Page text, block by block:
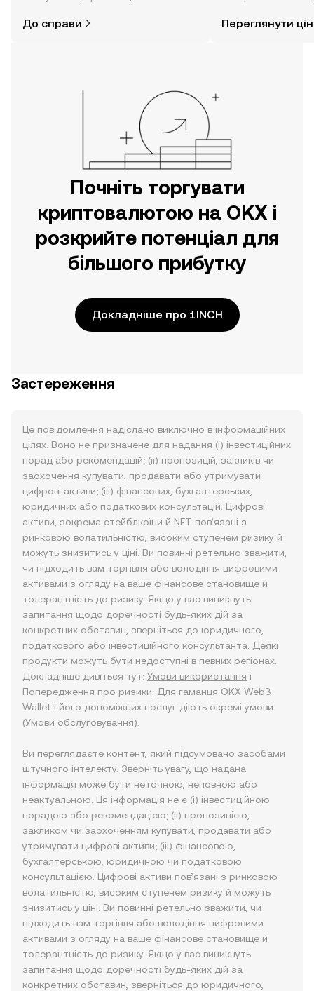
за допомогою застосунку OKX для
До справи Переглянути
Почніть торгувати
криптовалютою на OKX і
розкрийте потенціал для
більшого прибутку
Докладніше про 1INCH
Застереження
Це повідомлення надіслано виключно в інформаційних
цілях. Воно не призначене для надання (i) інвестиційних
порад або рекомендацій; (ii) пропозицій, закликів чи
заохочення купувати, продавати або утримувати
цифрові активи; (iii) фінансових, бухгалтерських,
юридичних або податкових консультацій. Цифрові
активи, зокрема стейблкоїни й NFT пов’язані з
ринковою волатильністю, високим ступенем ризику й
можуть знизитись у ціні. Ви повинні ретельно зважити,
чи підходить вам торгівля або володіння цифровими
активами з огляду на ваше фінансове становище й
толерантність до ризику. Якщо у вас виникнуть
запитання щодо доречності будь-яких дій за
конкретних обставин, зверніться до юридичного,
податкового або інвестиційного консультанта. Деякі
продукти можуть бути недоступні в певних регіонах.
Докладніше дивіться тут: Умови використання і
Попередження про ризики . Для гаманця OKX Web3
Wallet і його допоміжних послуг діють окремі умови
(Умови обслуговування).
Ви переглядаєте контент, який підсумовано засобами
штучного інтелекту. Зверніть увагу, що надана
інформація може бути неточною, неповною або
неактуальною. Ця інформація не є (i) інвестиційною
порадою або рекомендацією; (ii) пропозицією,
закликом чи заохоченням купувати, продавати або
утримувати цифрові активи; (iii) фінансовою,
бухгалтерською, юридичною чи податковою
консультацією. Цифрові активи пов’язані з ринковою
волатильністю, високим ступенем ризику й можуть
знизитись у ціні. Ви повинні ретельно зважити, чи
підходить вам торгівля або володіння цифровими
активами з огляду на ваше фінансове становище й
толерантність до ризику. Якщо у вас виникнуть
запитання щодо доречності будь-яких дій за
конкретних обставин, зверніться до юридичного,